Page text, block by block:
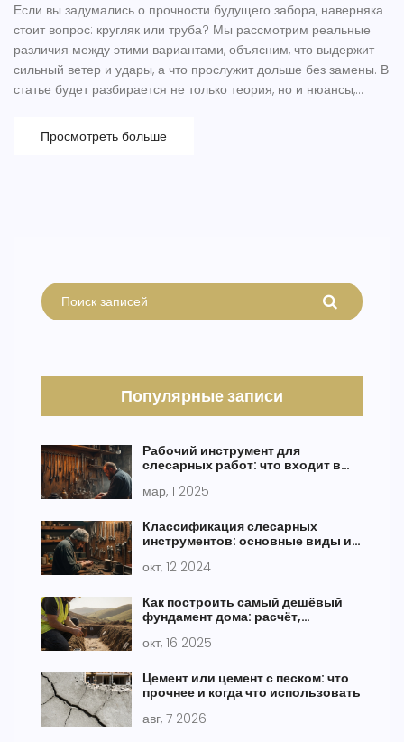
Если вы задумались о прочности будущего забора, наверняка
стоит вопрос: кругляк или труба? Мы рассмотрим реальные
различия между этими вариантами, объясним, что выдержит
сильный ветер и удары, а что прослужит дольше без замены. В
статье будет разбирается не только теория, но и нюансы,
Расскажем о советах опытных монтажников, забавных фактах
из практики и ошибках, которых можно избежать. Поможем
Просмотреть больше
Популярные записи
Рабочий инструмент для
слесарных работ: что входит в
мар, 1 2025
Классификация слесарных
инструментов: основные виды и
окт, 12 2024
Как построить самый дешёвый
фундамент дома: расчёт,
окт, 16 2025
Цемент или цемент с песком: что
прочнее и когда что использовать
авг, 7 2026